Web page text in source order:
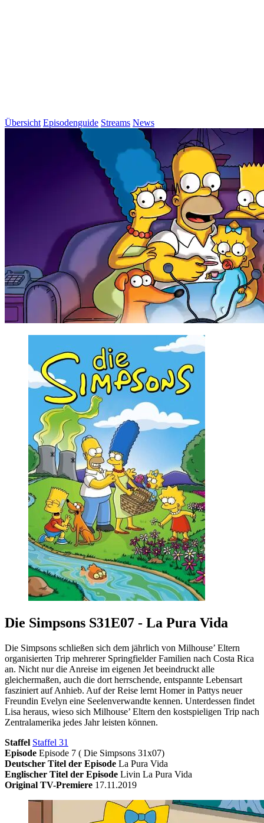
Übersicht Episodenguide Streams News
Die Simpsons S31E07 - La Pura Vida
Die Simpsons schließen sich dem jährlich von Milhouse’ Eltern
organisierten Trip mehrerer Springfielder Familien nach Costa Rica
an. Nicht nur die Anreise im eigenen Jet beeindruckt alle
gleichermaßen, auch die dort herrschende, entspannte Lebensart
fasziniert auf Anhieb. Auf der Reise lernt Homer in Pattys neuer
Freundin Evelyn eine Seelenverwandte kennen. Unterdessen findet
Lisa heraus, wieso sich Milhouse’ Eltern den kostspieligen Trip nach
Zentralamerika jedes Jahr leisten können.
Staffel Staffel 31
Episode Episode 7 ( Die Simpsons 31x07)
Deutscher Titel der Episode La Pura Vida
Englischer Titel der Episode Livin La Pura Vida
Original TV-Premiere 17.11.2019